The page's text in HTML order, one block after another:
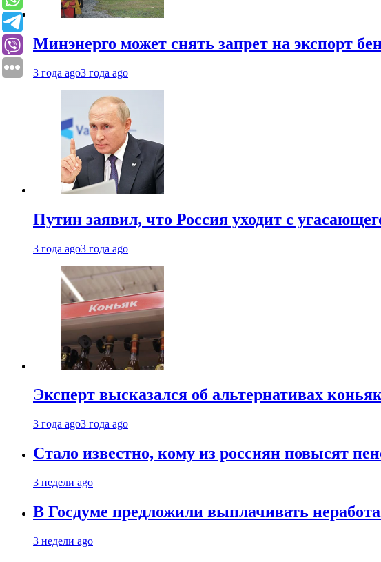
Минэнерго может снять запрет на экспорт
3 года ago3 года ago
Путин заявил, что Россия уходит с
3 года ago3 года ago
Эксперт высказался об альтернативах
3 года ago3 года ago
Стало известно, кому из россиян повысят
3 недели ago
В Госдуме предложили выплачивать
3 недели ago